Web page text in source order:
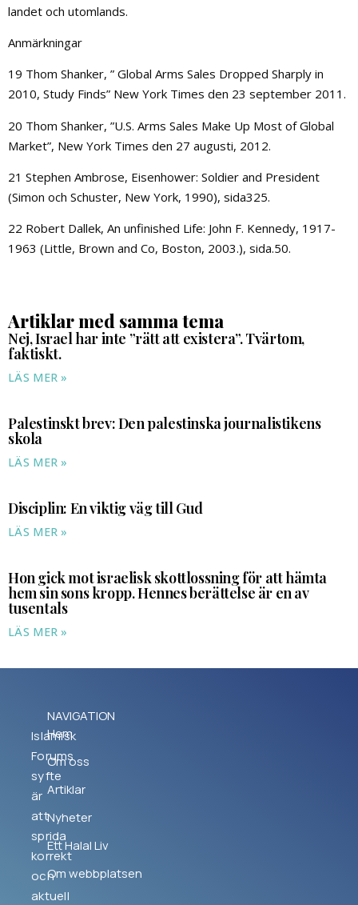
landet och utomlands.
Anmärkningar
19 Thom Shanker, ” Global Arms Sales Dropped Sharply in
2010, Study Finds” New York Times den 23 september 2011.
20 Thom Shanker, ”U.S. Arms Sales Make Up Most of Global
Market”, New York Times den 27 augusti, 2012.
21 Stephen Ambrose, Eisenhower: Soldier and President
(Simon och Schuster, New York, 1990), sida325.
22 Robert Dallek, An unfinished Life: John F. Kennedy, 1917-
1963 (Little, Brown and Co, Boston, 2003.), sida.50.
Artiklar med samma tema
Nej, Israel har inte ”rätt att existera”. Tvärtom,
faktiskt.
LÄS MER »
Palestinskt brev: Den palestinska journalistikens
skola
LÄS MER »
Disciplin: En viktig väg till Gud
LÄS MER »
Hon gick mot israelisk skottlossning för att hämta
hem sin sons kropp. Hennes berättelse är en av
tusentals
LÄS MER »
Islamisk
Forums
syfte
är
att
sprida
korrekt
och
aktuell
NAVIGATION
Hem
Om oss
Artiklar
Nyheter
Ett Halal Liv
Om webbplatsen